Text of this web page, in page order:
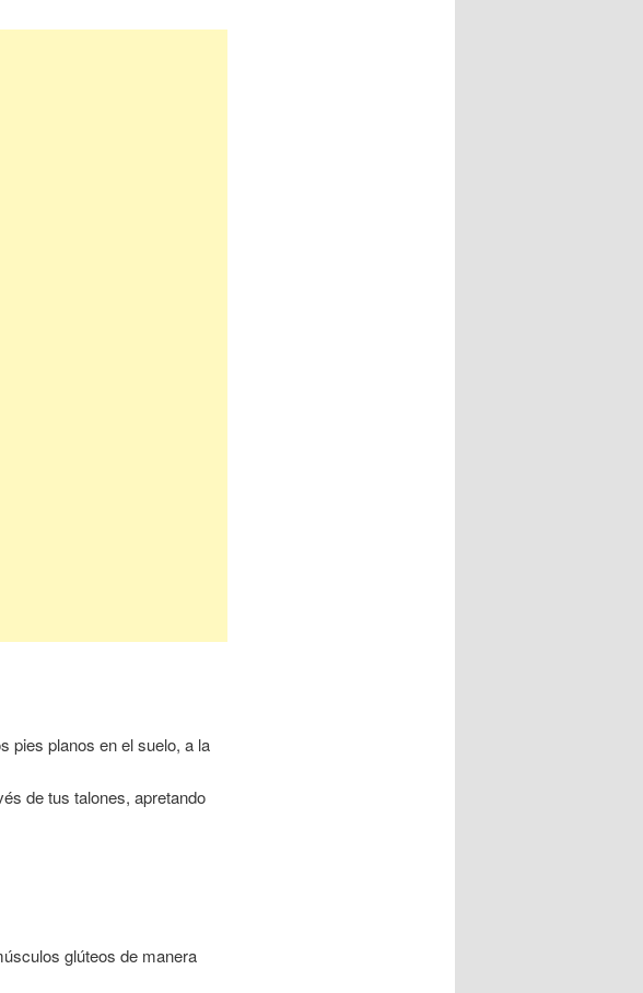
pies planos en el suelo, a la
de tus talones, apretando
glúteos de manera